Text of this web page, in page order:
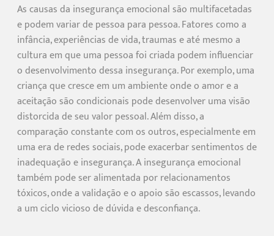
As causas da insegurança emocional são multifacetadas
e podem variar de pessoa para pessoa. Fatores como a
infância, experiências de vida, traumas e até mesmo a
cultura em que uma pessoa foi criada podem influenciar
o desenvolvimento dessa insegurança. Por exemplo, uma
criança que cresce em um ambiente onde o amor e a
aceitação são condicionais pode desenvolver uma visão
distorcida de seu valor pessoal. Além disso, a
comparação constante com os outros, especialmente em
uma era de redes sociais, pode exacerbar sentimentos de
inadequação e insegurança. A insegurança emocional
também pode ser alimentada por relacionamentos
tóxicos, onde a validação e o apoio são escassos, levando
a um ciclo vicioso de dúvida e desconfiança.